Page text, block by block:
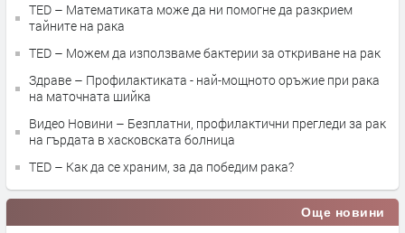
TED – Математиката може да ни помогне да разкрием
тайните на рака
TED – Можем да използваме бактерии за откриване на рак
Здраве – Профилактиката - най-мощното оръжие при рака
на маточната шийка
Видео Новини – Безплатни, профилактични прегледи за рак
на гърдата в хасковската болница
TED – Как да се храним, за да победим рака?
Още новини